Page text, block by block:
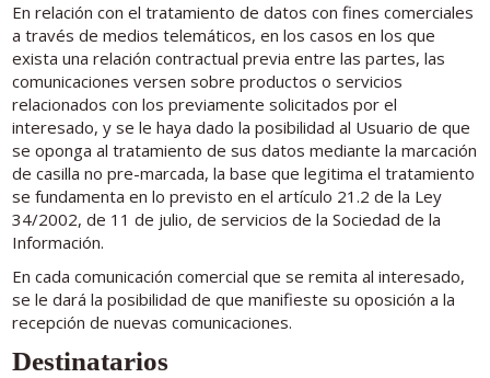
En relación con el tratamiento de datos con fines comerciales
a través de medios telemáticos, en los casos en los que
exista una relación contractual previa entre las partes, las
comunicaciones versen sobre productos o servicios
relacionados con los previamente solicitados por el
interesado, y se le haya dado la posibilidad al Usuario de que
se oponga al tratamiento de sus datos mediante la marcación
de casilla no pre-marcada, la base que legitima el tratamiento
se fundamenta en lo previsto en el artículo 21.2 de la Ley
34/2002, de 11 de julio, de servicios de la Sociedad de la
Información.
En cada comunicación comercial que se remita al interesado,
se le dará la posibilidad de que manifieste su oposición a la
recepción de nuevas comunicaciones.
Destinatarios